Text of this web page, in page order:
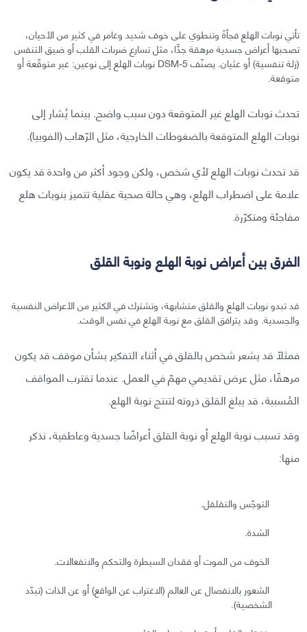
تأتي نوبات الهلع فجأةً وتنطوي على خوف شديد وغامر في كثير من الأحيان،
تصحبها أعراض جسدية مرهقة جدًّا، مثل تسارع ضربات القلب أو ضيق التنفس
(زلة تنفسية) أو غثيان. يصنّف DSM-5 نوبات الهلع إلى نوعين: غير متوقّعة أو
متوقعة.
تحدث نوبات الهلع غير المتوقعة دون سبب واضح. بينما يُشار إلى
نوبات الهلع المتوقعة بالضغوطات الخارجية، مثل الرّهاب (الفوبيا).
قد تحدث نوبات الهلع لأي شخص، ولكن وجود أكثر من واحدة قد يكون
علامة على اضطراب الهلع، وهي حالة صحية عقلية تتميز بنوبات هلع
مفاجئة ومتكرّرة.
الفرق بين أعراض نوبة الهلع ونوبة القلق
قد تبدو نوبات الهلع والقلق متشابهة، وتشترك في الكثير من الأعراض النفسية
والجسدية. وقد يترافق القلق مع نوبة الهلع في نفس الوقت.
فمثلًا قد يشعر شخص بالقلق في أثناء التفكير بشأن موقف قد يكون
مرهقًا، مثل عرض تقديمي مهمّ في العمل. عندما تقترب المواقف
المُسببة، قد يبلغ القلق ذروته لتنتج نوبة الهلع.
وقد تسبب نوبة الهلع أو نوبة القلق أعراضًا جسدية وعاطفية، نذكر
منها:
التوجّس والتقلقل.
الشدة.
الخوف من الموت أو فقدان السيطرة والتحكم والانفعالات.
الشعور بالانفصال عن العالم (الاغتراب عن الواقع) أو عن الذات (تبدّد
الشخصية).